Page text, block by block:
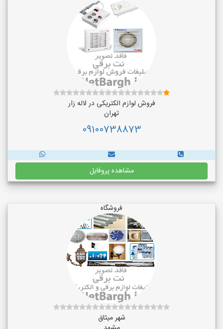
فروش لوازم الکتریکی در لاله زار
تهران
09100738873
مشاهده پروفایل
فروشگاه
شهر میثاق